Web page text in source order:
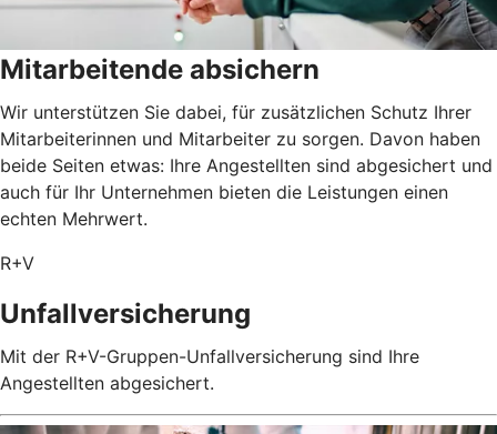
Mitarbeitende absichern
Wir unterstützen Sie dabei, für zusätzlichen Schutz Ihrer
Mitarbeiterinnen und Mitarbeiter zu sorgen. Davon haben
beide Seiten etwas: Ihre Angestellten sind abgesichert und
auch für Ihr Unternehmen bieten die Leistungen einen
echten Mehrwert.
R+V
Unfallversicherung
Mit der R+V-Gruppen-Unfallversicherung sind Ihre
Angestellten abgesichert.